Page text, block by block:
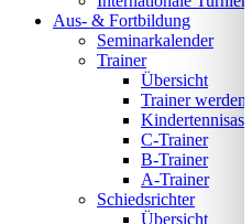
Aus- & Fortbildung
Seminarkalender
Trainer
Übersicht
Trainer werden!
C-Trainer
B-Trainer
A-Trainer
Schiedsrichter
Übersicht